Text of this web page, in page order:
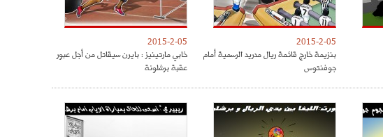
2015-2-05
بنزيمة خارج قائمة ريال مدريد الرسمية أمام
جوفنتوس
2015-2-05
خابي مارتينيز : بايرن سيقاتل من أجل عبور
عقبة برشلونة